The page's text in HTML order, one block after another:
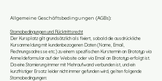
Allgemeine Geschäftsbedingungen (AGBs):
Stornobedingungen und Rücktrittsrecht
Der Kursplatz gilt grundsätzlich als fixiert, sobald die ausdrückliche
Kursanmeldung mit kundenbezogenen Daten (Name, Email,
Rechnungsadresse etc.) zu einem spezifischen Kurstermin an Brototyp via
Anmeldeformular auf der Website oder via Email an Brototyp erfolgt ist.
Da eine Stornierung immer mit Mehraufwand verbunden ist, und ein
kurzfristiger Ersatz leider nicht immer gefunden wird, gelten folgende
Stornobedingungen: